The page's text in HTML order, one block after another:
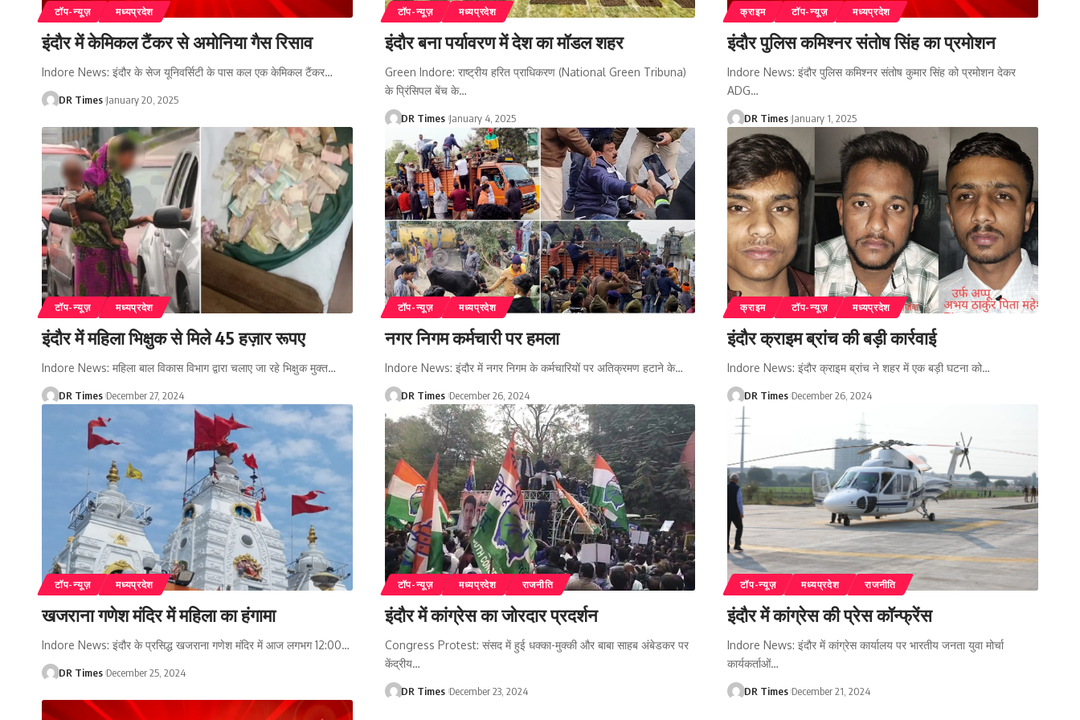
टॉप-न्यूज़ मध्यप्रदेश
इंदौर में केमिकल टैंकर से अमोनिया गैस रिसाव
Indore News: इंदौर के सेज यूनिवर्सिटी के पास कल एक केमिकल टैंकर…
DR Times January 20, 2025
टॉप-न्यूज़ मध्यप्रदेश
इंदौर बना पर्यावरण में देश का मॉडल शहर
Green Indore: राष्ट्रीय हरित प्राधिकरण (National Green Tribuna)
के प्रिंसिपल बेंच के…
DR Times January 4, 2025
क्राइम टॉप-न्यूज़ मध्यप्रदेश
इंदौर पुलिस कमिश्नर संतोष सिंह का प्रमोशन
Indore News: इंदौर पुलिस कमिश्नर संतोष कुमार सिंह को प्रमोशन देकर
ADG…
DR Times January 1, 2025
टॉप-न्यूज़ मध्यप्रदेश
इंदौर में महिला भिक्षुक से मिले 45 हज़ार रूपए
Indore News: महिला बाल विकास विभाग द्वारा चलाए जा रहे भिक्षुक मुक्त…
DR Times December 27, 2024
टॉप-न्यूज़ मध्यप्रदेश
नगर निगम कर्मचारी पर हमला
Indore News: इंदौर में नगर निगम के कर्मचारियों पर अतिक्रमण हटाने के…
DR Times December 26, 2024
क्राइम टॉप-न्यूज़ मध्यप्रदेश
इंदौर क्राइम ब्रांच की बड़ी कार्रवाई
Indore News: इंदौर क्राइम ब्रांच ने शहर में एक बड़ी घटना को…
DR Times December 26, 2024
टॉप-न्यूज़ मध्यप्रदेश
खजराना गणेश मंदिर में महिला का हंगामा
Indore News: इंदौर के प्रसिद्ध खजराना गणेश मंदिर में आज लगभग 12:00…
DR Times December 25, 2024
टॉप-न्यूज़ मध्यप्रदेश राजनीति
इंदौर में कांग्रेस का जोरदार प्रदर्शन
Congress Protest: संसद में हुई धक्का-मुक्की और बाबा साहब अंबेडकर पर
केंद्रीय…
DR Times December 23, 2024
टॉप-न्यूज़ मध्यप्रदेश राजनीति
इंदौर में कांग्रेस की प्रेस कॉन्फ्रेंस
Indore News: इंदौर में कांग्रेस कार्यालय पर भारतीय जनता युवा मोर्चा
कार्यकर्ताओं…
DR Times December 21, 2024